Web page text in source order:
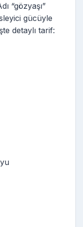
“gözyaşı”
gücüyle
detaylı tarif: